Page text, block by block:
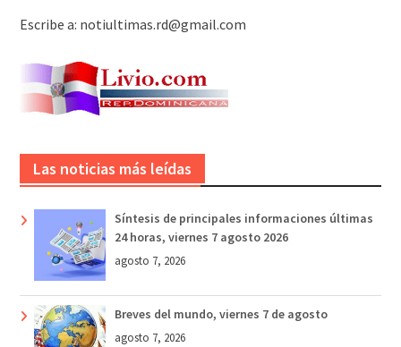
Escribe a: notiultimas.rd@gmail.com
Las noticias más leídas
Síntesis de principales informaciones últimas
24 horas, viernes 7 agosto 2026
agosto 7, 2026
Breves del mundo, viernes 7 de agosto
agosto 7, 2026